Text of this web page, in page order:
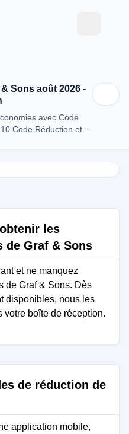
Sons août 2026 -
avec Code
Code Réduction et
les
de Graf & Sons
et ne manquez
de Graf & Sons. Dès
disponibles, nous les
votre boîte de réception.
de réduction de
application mobile,